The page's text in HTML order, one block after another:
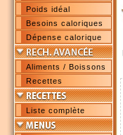
Poids idéal
Besoins caloriques
Dépense calorique
Aliments / Boissons
Recettes
Liste complète